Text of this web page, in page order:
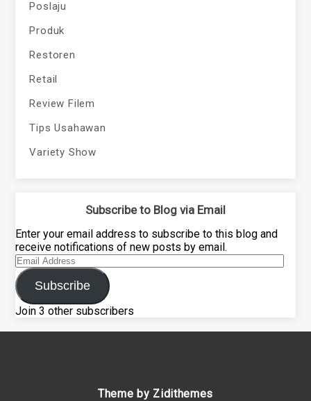
Poslaju
Produk
Restoren
Retail
Review Filem
Tips Usahawan
Variety Show
Subscribe to Blog via Email
Enter your email address to subscribe to this blog and
receive notifications of new posts by email.
Email
Address
Subscribe
Join 3 other subscribers
Theme by Zidithemes